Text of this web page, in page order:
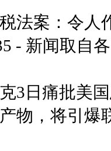
法案：令人
- 新闻取自
3日痛批美
物，将引爆